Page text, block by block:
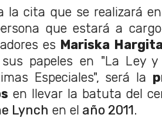
la cita que se realizará
que estará a
es Mariska
papeles en "La Ley
Especiales", será la
en llevar la batuta del
Lynch en el año 2011.